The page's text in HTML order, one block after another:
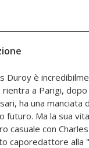
Duroy è
rientra a Parigi,
ha una manciata
futuro. Ma la sua
casuale con
caporedattore alla
fascino su donne
arrivare sempre
Un classico senza
sociale per
d'epoca amaro e
della Belle Époque,